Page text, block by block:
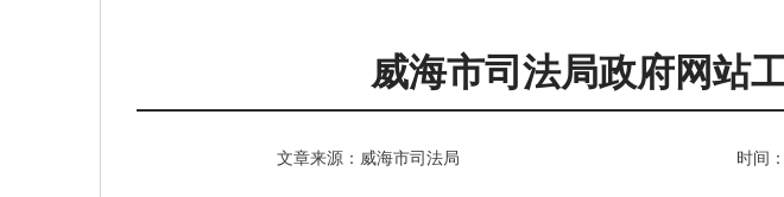
威海市司法局政府网站
文章来源：威海市司法局 时间